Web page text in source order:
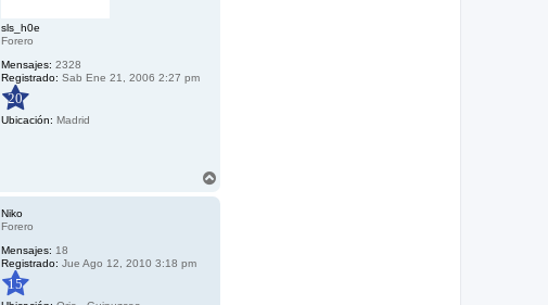
sls_h0e
Forero
Mensajes: 2328
Registrado: Sab Ene 21, 2006 2:27 pm
20
Ubicación: Madrid
Niko
Forero
Mensajes: 18
Registrado: Jue Ago 12, 2010 3:18 pm
15